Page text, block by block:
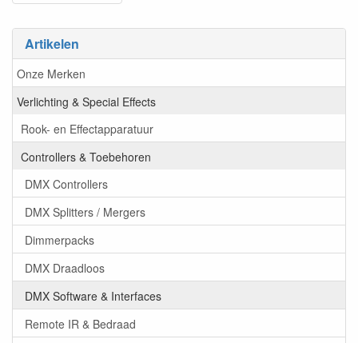
Artikelen
Onze Merken
Verlichting & Special Effects
Rook- en Effectapparatuur
Controllers & Toebehoren
DMX Controllers
DMX Splitters / Mergers
Dimmerpacks
DMX Draadloos
DMX Software & Interfaces
Remote IR & Bedraad